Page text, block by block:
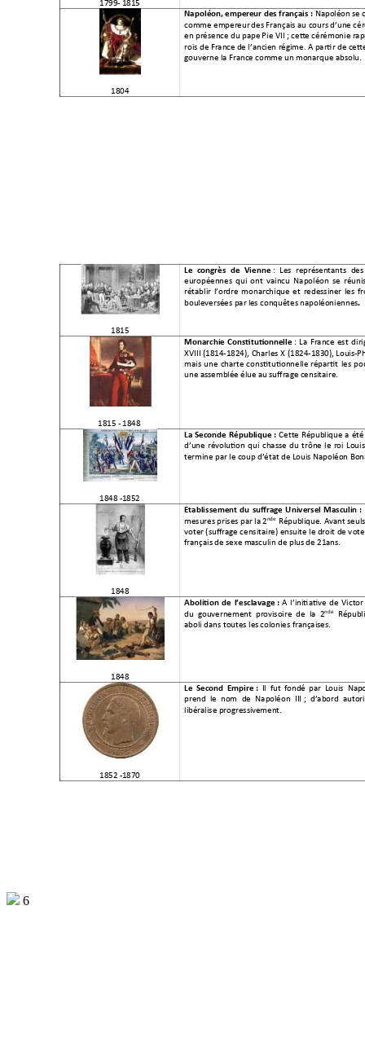
1799- 1815
1804
Napoléon, empereur des français : Napoléon se
comme empereur des Français au cours d’une
en présence du pape Pie VII ; cette cérémonie
rois de France de l’ancien régime. A partir de ce
gouverne la France comme un monarque absolu.
1815
Le congrès de Vienne : Les représentants des
européennes qui ont vaincu Napoléon se
rétablir l’ordre monarchique et redessiner les
bouleversées par les conquêtes napoléoniennes.
1815 - 1848
Monarchie Constitutionnelle : La France est
XVIII (1814-1824), Charles X (1824-1830), Louis-
mais une charte constitutionnelle répartit les
une assemblée élue au suffrage censitaire.
1848 -1852
La Seconde République : Cette République a
d’une révolution qui chasse du trône le roi
termine par le coup d’état de Louis Napoléon
1848
Etablissement du suffrage Universel Mascu lin :
mesures prises par la 2nde
République. Avant
voter (suffrage censitaire) ensuite le droit de v
français de sexe masculin de plus de 21ans.
1848
Abolition de l’esclavage : A l’initiative de Victor
du  gouvernement provisoire  de la  2nde R
aboli dans toutes les colonies françaises.
1852 -1870
Le  Second Empire : Il fut fondé par Louis  Nap
prend le  nom de Napoléon III ; d’abord au
libéralise progressivement.
6